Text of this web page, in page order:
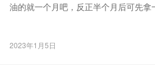
油的就一个月吧，反正半个月后可先
2023年1月5日